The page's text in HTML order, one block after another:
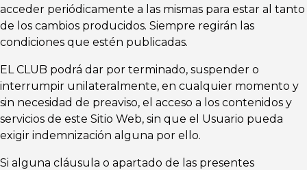
acceder periódicamente a las mismas para estar al tanto
de los cambios producidos. Siempre regirán las
condiciones que estén publicadas.
EL CLUB podrá dar por terminado, suspender o
interrumpir unilateralmente, en cualquier momento y
sin necesidad de preaviso, el acceso a los contenidos y
servicios de este Sitio Web, sin que el Usuario pueda
exigir indemnización alguna por ello.
Si alguna cláusula o apartado de las presentes